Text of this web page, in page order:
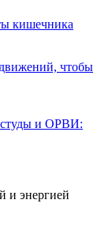
кишечника
чтобы
и ОРВИ:
и энергией